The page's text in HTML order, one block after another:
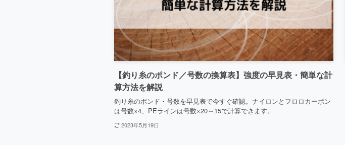
【釣り糸のポンド／号数の換算表】強度の早見表・簡単な計
算方法を解説
釣り糸のポンド・号数を早見表で今すぐ確認。ナイロンとフロロカーボン
は号数×4、PEラインは号数×20～15で計算できます。
2023年5月19日